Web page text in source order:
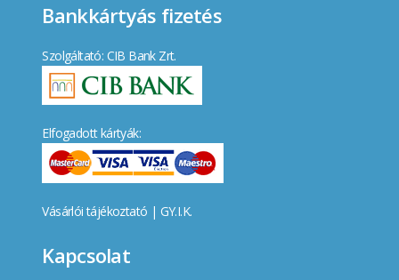
Bankkártyás fizetés
Szolgáltató: CIB Bank Zrt.
Elfogadott kártyák:
Vásárlói tájékoztató | GY.I.K.
Kapcsolat